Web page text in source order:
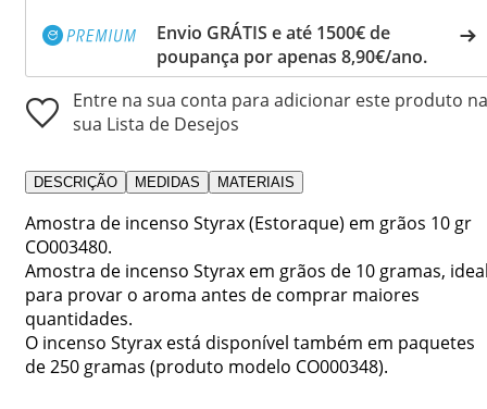
Envio GRÁTIS e até 1500€ de
poupança por apenas 8,90€/ano.
Entre na sua conta para adicionar este produto na
sua Lista de Desejos
DESCRIÇÃO MEDIDAS MATERIAIS
Amostra de incenso Styrax (Estoraque) em grãos 10 gr
CO003480.
Amostra de incenso Styrax em grãos de 10 gramas,
para provar o aroma antes de comprar maiores
quantidades.
O incenso Styrax está disponível também em paquetes
de 250 gramas (produto modelo CO000348).